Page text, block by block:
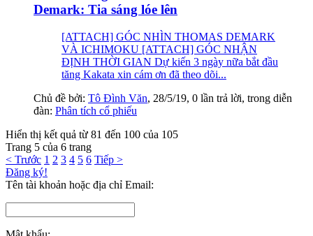
Demark: Tia sáng lóe lên
[ATTACH] GÓC NHÌN THOMAS DEMARK
VÀ ICHIMOKU [ATTACH] GÓC NHẬN
ĐỊNH THỜI GIAN Dự kiến 3 ngày nữa bắt đầu
tăng Kakata xin cám ơn đã theo dõi...
Chủ đề bởi: Tô Đình Văn, 28/5/19, 0 lần trả lời, trong diễn
đàn: Phân tích cổ phiếu
Hiển thị kết quả từ 81 đến 100 của 105
Trang 5 của 6 trang
< Trước 1 2 3 4 5 6 Tiếp >
Đăng ký!
Tên tài khoản hoặc địa chỉ Email: